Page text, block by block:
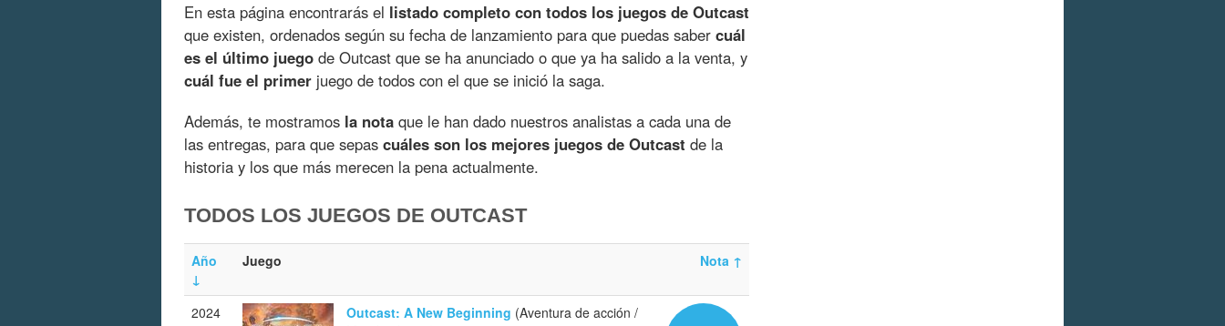
En esta página encontrarás el listado completo con todos los juegos de Outcast
que existen, ordenados según su fecha de lanzamiento para que puedas saber cuál
es el último juego de Outcast que se ha anunciado o que ya ha salido a la venta, y
cuál fue el primer juego de todos con el que se inició la saga.
Además, te mostramos la nota que le han dado nuestros analistas a cada una de
las entregas, para que sepas cuáles son los mejores juegos de Outcast de la
historia y los que más merecen la pena actualmente.
TODOS LOS JUEGOS DE OUTCAST
Año
↓
Nota ↑
Juego
2024 Outcast: A New Beginning (Aventura de acción /